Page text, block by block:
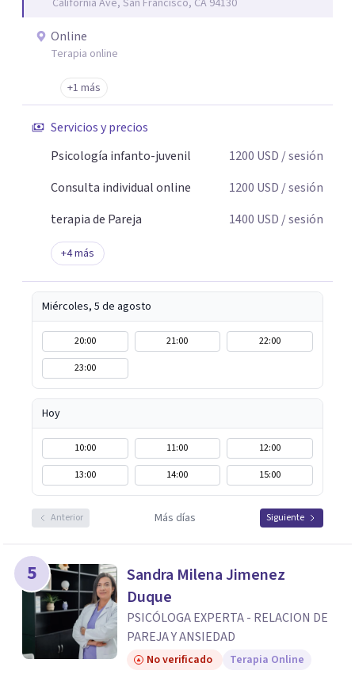
California Ave, San Francisco, CA 94130
Online
Terapia online
+1 más
Servicios y precios
Psicología infanto-juvenil
1200 USD / sesión
Consulta individual online
1200 USD / sesión
terapia de Pareja
1400 USD / sesión
+4más
Miércoles, 5 de agosto
20:00 21:00
22:00
23:00
Hoy
10:00 11:00
12:00
13:00
14:00 15:00
Anterior Más días Siguiente
5
Sandra Milena Jimenez
Duque
PSICÓLOGA EXPERTA - RELACION DE
PAREJA Y ANSIEDAD
No verificado Terapia Online